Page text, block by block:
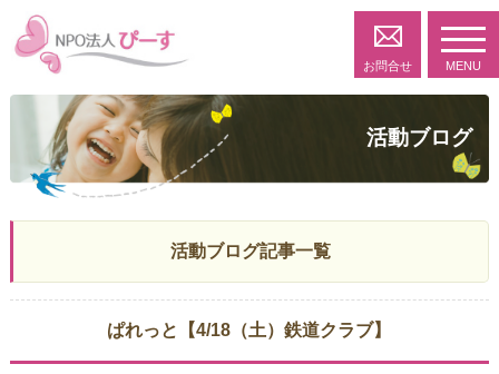
お問合せ MENU
活動ブログ
活動ブログ記事一覧
ぱれっと【4/18（土）鉄道クラブ】